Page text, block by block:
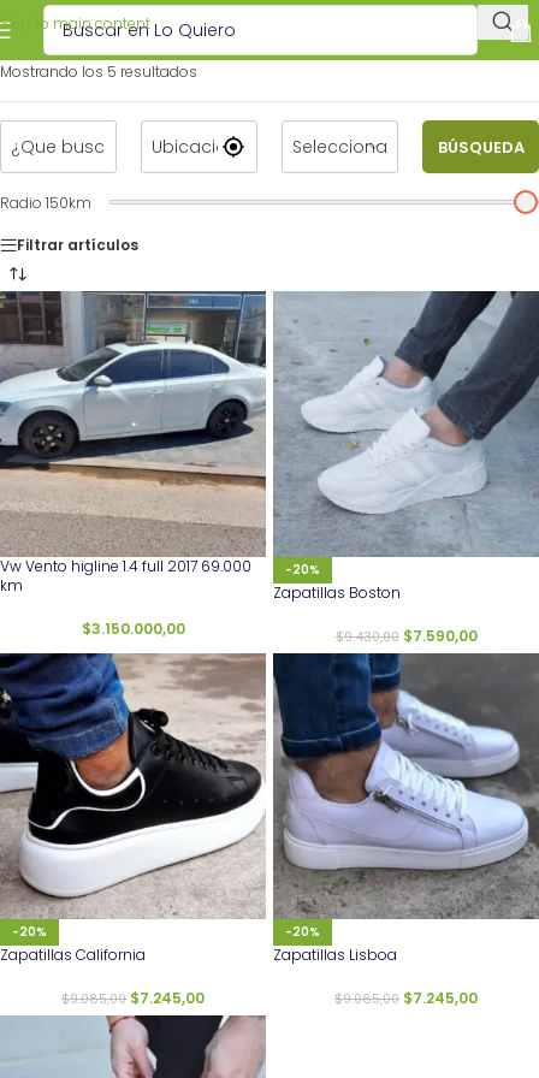
Skip to main content
Mostrando los 5 resultados
5
BÚSQUEDA
Radio 150km
Filtrar artículos
Vw Vento higline 1.4 full 2017 69.000
km
$3.150.000,00
-20%
Zapatillas Boston
$9.430,00 $7.590,00
-20%
Zapatillas California
$9.085,00 $7.245,00
-20%
Zapatillas Lisboa
$9.085,00 $7.245,00